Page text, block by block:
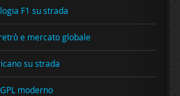
F1 su strada
e mercato globale
su strada
moderno